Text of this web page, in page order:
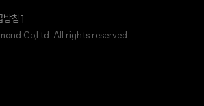
방침]
Co,Ltd. All rights reserved.